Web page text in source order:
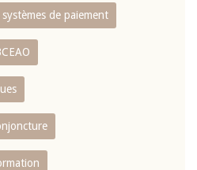
de paiement